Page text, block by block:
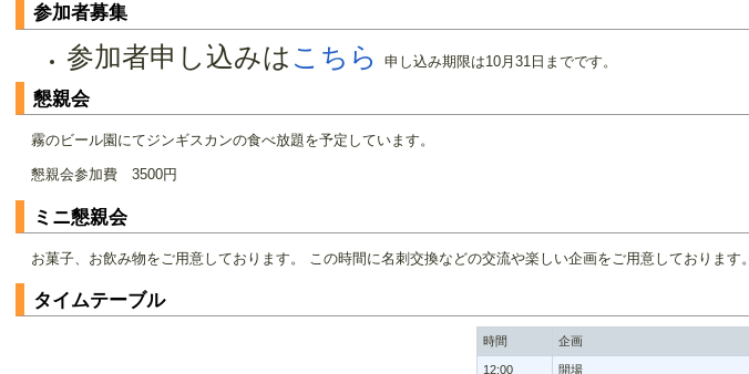
参加者募集
参加者申し込みは こちら 申し込み期限は10月31日までです。
懇親会
霧のビール園にてジンギスカンの食べ放題を予定しています。
懇親会参加費 3500円
ミニ懇親会
お菓子、お飲み物をご用意しております。 この時間に名刺交換などの交流や楽しい企画をご用意しております。
タイムテーブル
時間 企画
12:00 開場